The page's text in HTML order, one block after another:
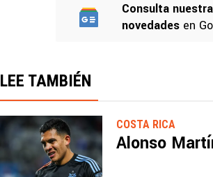
Consulta
novedades en
LEE TAMBIÉN
COSTA RICA
Alonso